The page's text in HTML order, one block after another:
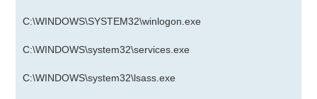
C:\WINDOWS\SYSTEM32\winlogon.exe
C:\WINDOWS\system32\services.exe
C:\WINDOWS\system32\lsass.exe